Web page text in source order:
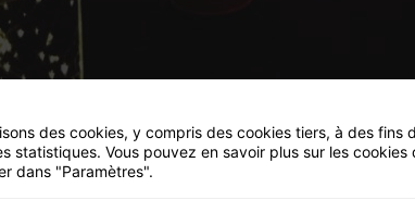
des cookies, y compris des cookies tiers, à des fins
statistiques. Vous pouvez en savoir plus sur les cookies
dans "Paramètres".